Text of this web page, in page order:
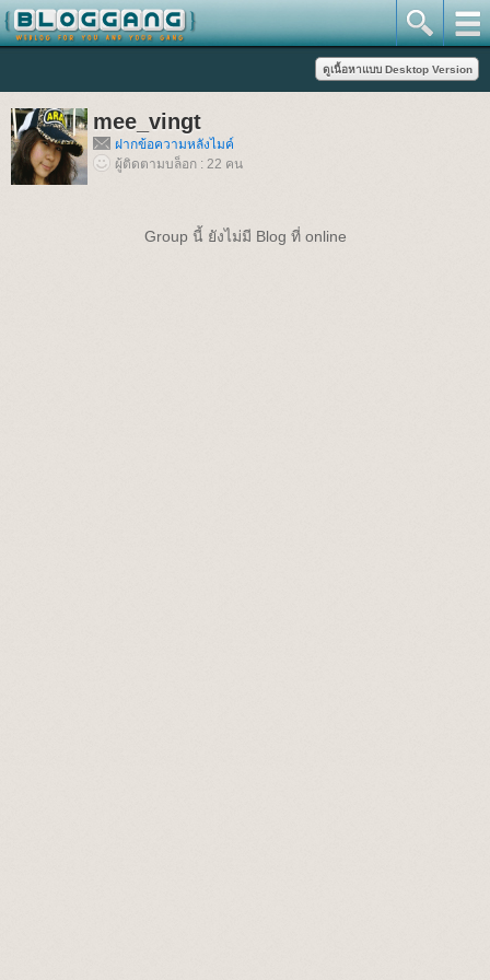
mee_vingt
ฝากข้อความหลังไมค์
ผู้ติดตามบล็อก : 22 คน
Group นี้ ยังไม่มี Blog ที่ online